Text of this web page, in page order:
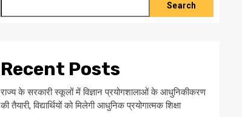
Search
Recent Posts
राज्य के सरकारी स्कूलों में विज्ञान प्रयोगशालाओं के आधुनिकीकरण
की तैयारी, विद्यार्थियों को मिलेगी आधुनिक प्रयोगात्मक शिक्षा